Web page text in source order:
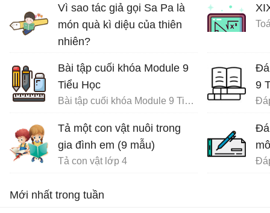
Vì sao tác giả gọi Sa Pa là
món quà kì diệu của thiên
nhiên?
Bài tập cuối khóa Module 9
Tiểu Học
Bài tập cuối khóa Module 9 Tiểu Học đầy đủ
Tả một con vật nuôi trong
gia đình em (9 mẫu)
Tả con vật lớp 4
9
Mới nhất trong tuần